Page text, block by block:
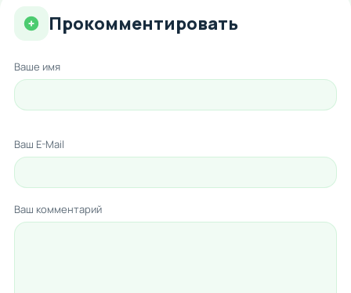
Прокомментировать
Ваше имя
Ваш E-Mail
Ваш комментарий